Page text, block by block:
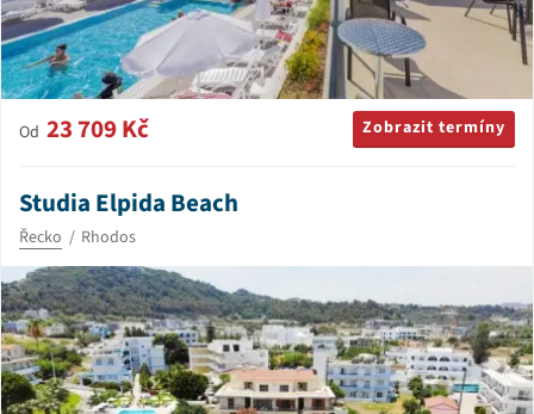
Od 23 709 Kč Zobrazit termíny
Studia Elpida Beach
Řecko Rhodos